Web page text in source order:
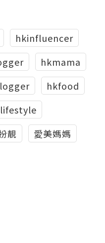
hkinfluencer
hkmama
hkfood
lifestyle
靚 愛美媽媽